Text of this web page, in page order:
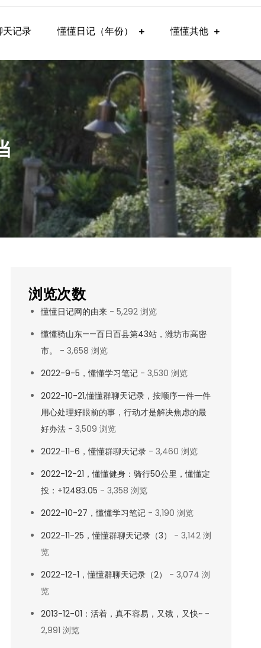
天记录 懂懂日记（年份） 懂懂其他
浏览次数
懂懂日记网的由来- 5,292 浏览
懂懂骑山东——百日百县第43站，潍坊市高密
市。
- 3,658 浏览
2022-9-5，懂懂学习笔记- 3,530 浏览
2022-10-21,懂懂群聊天记录，按顺序一件一件
用心处理好眼前的事，行动才是解决焦虑的最
好办法- 3,509 浏览
2022-11-6，懂懂群聊天记录- 3,460 浏览
2022-12-21，懂懂健身：骑行50公里，懂懂定
投：+12483.05 - 3,358 浏览
2022-10-27，懂懂学习笔记- 3,190 浏览
2022-11-25，懂懂群聊天记录（3）
- 3,142 浏
览
2022-12-1，懂懂群聊天记录（2）
- 3,074 浏
览
2013-12-01：活着，真不容易，又饿，又快~-
2,991 浏览